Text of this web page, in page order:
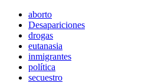
aborto
Desapariciones
drogas
eutanasia
inmigrantes
política
secuestro